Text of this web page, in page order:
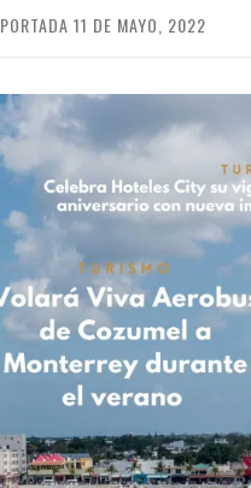
PORTADA 11 DE MAYO, 2022